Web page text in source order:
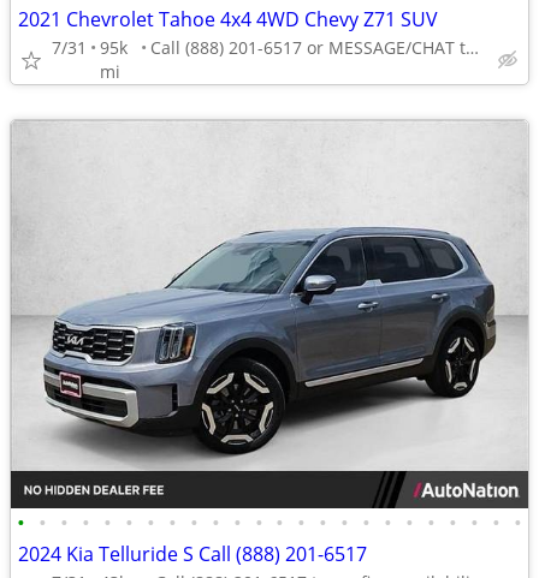
2021 Chevrolet Tahoe 4x4 4WD Chevy Z71 SUV
7/31
95k
mi
Call (888) 201-6517 or MESSAGE/CHAT to confirm availability
• • • • • • • • • • • • • • • • • • • • • • • •
2024 Kia Telluride S Call (888) 201-6517